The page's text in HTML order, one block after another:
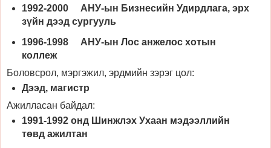
1992-2000 АНУ-ын Бизнесийн Удирдлага, эрх
зүйн дээд сургууль
1996-1998 АНУ-ын Лос анжелос хотын
коллеж
Боловсрол, мэргэжил, эрдмийн зэрэг цол:
Дээд, магистр
Ажилласан байдал:
1991-1992 онд Шинжлэх Ухаан мэдээллийн
төвд ажилтан